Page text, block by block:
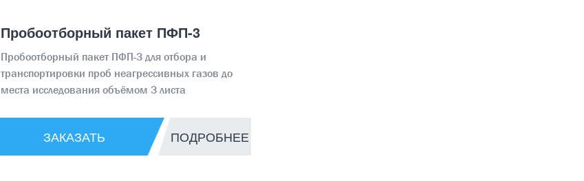
Пробоотборный пакет ПФП-3
Пробоотборный пакет ПФП-3 для отбора и
транспортировки проб неагрессивных газов до
места исследования объёмом 3 листа
ЗАКАЗАТЬ ПОДРОБНЕЕ